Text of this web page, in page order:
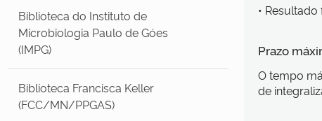
Biblioteca do Instituto de
Microbiologia Paulo de Góes
(IMPG)
Biblioteca Francisca Keller
(FCC/MN/PPGAS)
• Resultado
Prazo
O tempo
de